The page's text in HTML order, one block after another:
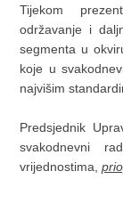
Tijekom
održavanje i
segmenta u
koje u
najvišim
Predsjednik
svakodnevni
vrijednostima,